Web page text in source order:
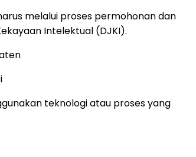
melalui proses permohonan dan
Intelektual (DJKI).
teknologi atau proses yang